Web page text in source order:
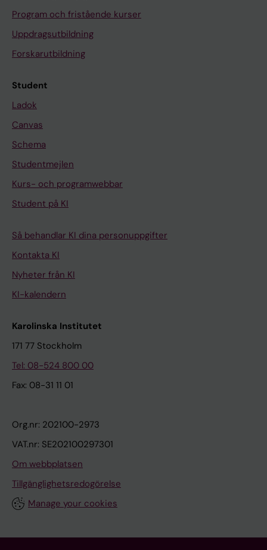
Program och fristående kurser
Uppdragsutbildning
Forskarutbildning
Student
Ladok
Canvas
Schema
Studentmejlen
Kurs- och programwebbar
Student på KI
Så behandlar KI dina personuppgifter
Kontakta KI
Nyheter från KI
KI-kalendern
Karolinska Institutet
171 77 Stockholm
Tel: 08-524 800 00
Fax: 08-31 11 01
Org.nr: 202100-2973
VAT.nr: SE202100297301
Om webbplatsen
Tillgänglighetsredogörelse
Manage your cookies